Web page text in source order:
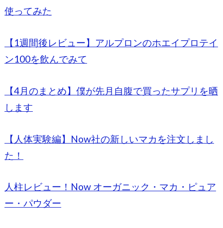
使ってみた
【1週間後レビュー】アルプロンのホエイプロテイ
ン100を飲んでみて
【4月のまとめ】僕が先月自腹で買ったサプリを晒
します
【人体実験編】Now社の新しいマカを注文しまし
た！
人柱レビュー！Now オーガニック・マカ・ピュア
ー・パウダー